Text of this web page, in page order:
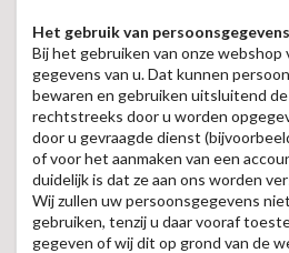
Het gebruik van persoonsgegevens
Bij het gebruiken van onze webshop
gegevens van u. Dat kunnen
bewaren en gebruiken uitsluitend
rechtstreeks door u worden
door u gevraagde dienst
of voor het aanmaken van een
duidelijk is dat ze aan ons worden
Wij zullen uw persoonsgegevens
gebruiken, tenzij u daar vooraf
gegeven of wij dit op grond van de